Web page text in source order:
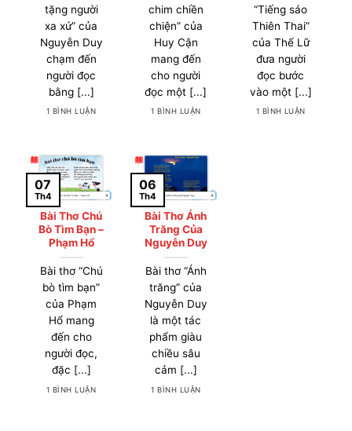
tặng người
xa xứ” của
Nguyễn Duy
chạm đến
người đọc
bằng [...]
1 BÌNH LUẬN
chim chiền
chiện” của
Huy Cận
mang đến
cho người
đọc một [...]
1 BÌNH LUẬN
“Tiếng sáo
Thiên Thai”
của Thế Lữ
đưa người
đọc bước
vào một [...]
1 BÌNH LUẬN
Bài Thơ Chú
Bò Tìm Bạn –
Phạm Hổ
Bài thơ “Chú
bò tìm bạn”
của Phạm
Hổ mang
đến cho
người đọc,
đặc [...]
1 BÌNH LUẬN
07
Th4
Bài Thơ Ánh
Trăng Của
Nguyễn Duy
Bài thơ “Ánh
trăng” của
Nguyễn Duy
là một tác
phẩm giàu
chiều sâu
cảm [...]
1 BÌNH LUẬN
06
Th4